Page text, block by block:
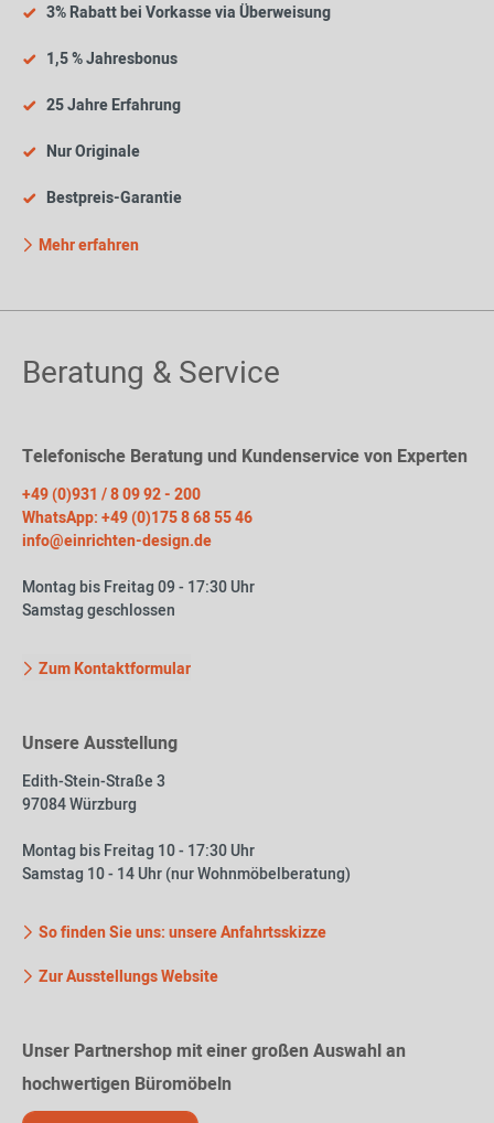
3% Rabatt bei Vorkasse via Überweisung
1,5 % Jahresbonus
25 Jahre Erfahrung
Nur Originale
Bestpreis-Garantie
Mehr erfahren
Beratung & Service
Telefonische Beratung und Kundenservice von Experten
+49 (0)931 / 8 09 92 - 200
WhatsApp: +49 (0)175 8 68 55 46
info@einrichten-design.de
Montag bis Freitag 09 - 17:30 Uhr
Samstag geschlossen
Zum Kontaktformular
Unsere Ausstellung
Edith-Stein-Straße 3
97084 Würzburg
Montag bis Freitag 10 - 17:30 Uhr
Samstag 10 - 14 Uhr (nur Wohnmöbelberatung)
So finden Sie uns: unsere Anfahrtsskizze
Zur Ausstellungs Website
Unser Partnershop mit einer großen Auswahl an
hochwertigen Büromöbeln